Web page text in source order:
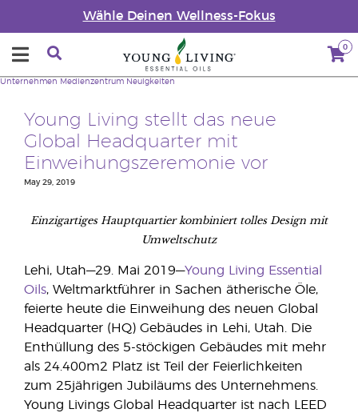
Wähle Deinen Wellness-Fokus
0
Unternehmen Medienzentrum Neuigkeiten
Young Living stellt das neue
Global Headquarter mit
Einweihungszeremonie vor
May 29, 2019
Einzigartiges Hauptquartier kombiniert tolles Design mit
Umweltschutz
Lehi, Utah—29. Mai 2019—Young Living Essential
Oils, Weltmarktführer in Sachen ätherische Öle,
feierte heute die Einweihung des neuen Global
Headquarter (HQ) Gebäudes in Lehi, Utah. Die
Enthüllung des 5-stöckigen Gebäudes mit mehr
als 24.400m2 Platz ist Teil der Feierlichkeiten
zum 25jährigen Jubiläums des Unternehmens.
Young Livings Global Headquarter ist nach LEED